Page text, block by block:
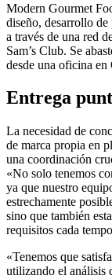
Modern Gourmet
diseño, desarrollo
a través de una red
Sam’s Club. Se
desde una oficina
Entrega
La necesidad de
de marca propia en
una coordinación
«No solo tenemos
ya que nuestro
estrechamente
sino que también
requisitos cada
«Tenemos que
utilizando el análisis